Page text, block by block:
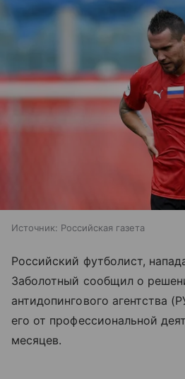
Источник: Российская газета
Российский футболист,
Заболотный сообщил о
антидопингового агентства
его от профессиональной
месяцев.